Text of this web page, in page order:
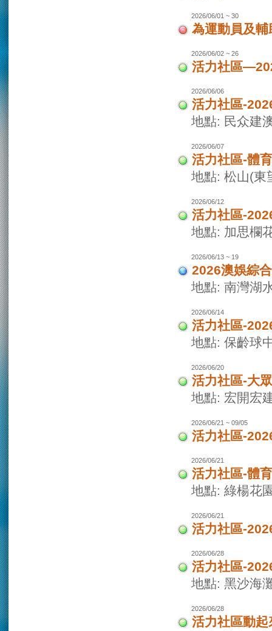
2026/06/01 ~ 30
為運動員及
2026/06/02 ~ 26
活力社區
2026/06/06
活力社區-
地點: 民众建
2026/06/07
活力社區-體
地點: 松山(東
2026/06/12
活力社區-
地點: 加思欄
2026/06/13 ~ 19
2026澳娛綜
地點: 南灣湖
2026/06/14
活力社區-
地點: 保齡球
2026/06/20
活力社區-大
地點: 宏開宏
2026/06/21 ~ 09/05
活力社區-
2026/06/21
活力社區-體
地點: 綠楊花
2026/06/21
活力社區-
2026/06/28
活力社區-
地點: 黑沙海
2026/06/28
活力社區動